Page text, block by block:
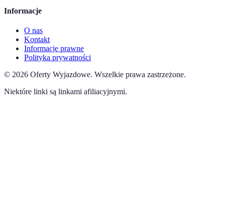
Informacje
O nas
Kontakt
Informacje prawne
Polityka prywatności
© 2026 Oferty Wyjazdowe. Wszelkie prawa zastrzeżone.
Niektóre linki są linkami afiliacyjnymi.